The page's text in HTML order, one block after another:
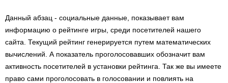
Данный абзац - социальные данные, показывает вам
информацию о рейтинге игры, среди посетителей нашего
сайта. Текущий рейтинг генерируется путем математических
вычислений. А показатель проголосовавших обозначит вам
активность посетителей в установки рейтинга. Так же вы имеете
право сами проголосовать в голосовании и повлиять на